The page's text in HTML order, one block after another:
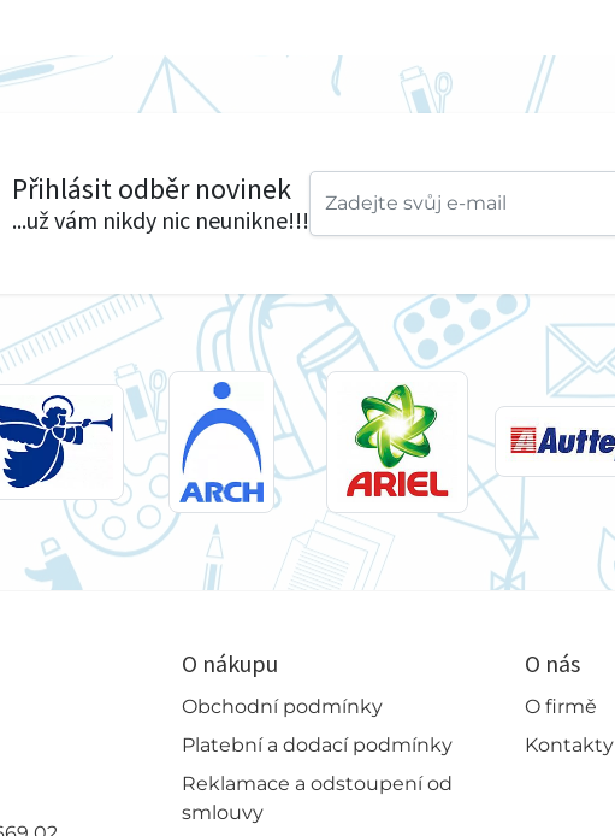
Přihlásit odběr novinek
...už vám nikdy nic neunikne!!!
O nákupu
Obchodní podmínky
Platební a dodací podmínky
Reklamace a odstoupení od
smlouvy
O nás
O firmě
Kontakty